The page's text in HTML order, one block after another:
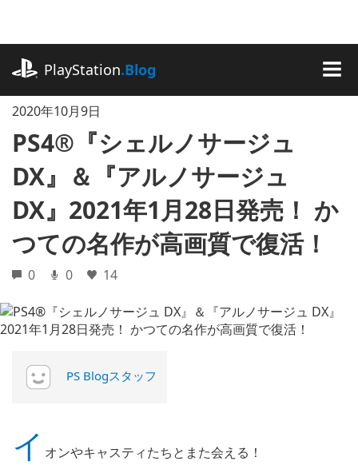
に
ッ
PlayStation.Blog
2020年10月9日
PS4®『シェルノサージュ
DX』＆『アルノサージュ
DX』2021年1月28日発売！ か
つての名作が高画質で復活！
0 0 14
PS Blogスタッフ
イ オンやキャスティたちとまた会える！